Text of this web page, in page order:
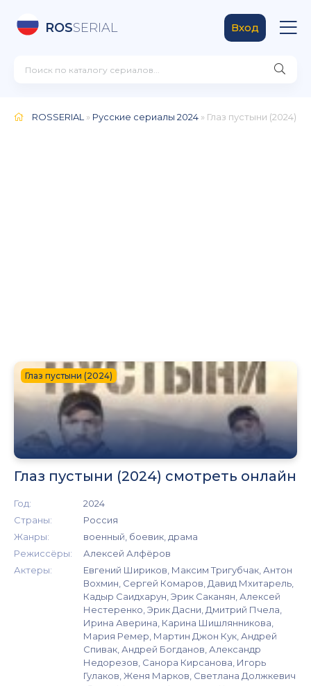
ROSSERIAL Вход
ROSSERIAL » Русские сериалы 2024 » Глаз пустыни (2024)
Глаз пустыни (2024)
Глаз пустыни (2024) смотреть онлайн
Год:
2024
Страны:
Россия
Жанры:
военный, боевик, драма
Режиссёры:
Алексей Алфёров
Актеры:
Евгений Шириков, Максим Тригубчак, Антон
Вохмин, Сергей Комаров, Давид Мхитарель,
Кадыр Саидхарун, Эрик Саканян, Алексей
Нестеренко, Эрик Дасни, Дмитрий Пчела,
Ирина Аверина, Карина Шишлянникова,
Мария Ремер, Мартин Джон Кук, Андрей
Спивак, Андрей Богданов, Александр
Недорезов, Санора Кирсанова, Игорь
Гулаков, Женя Марков, Светлана Должкевич